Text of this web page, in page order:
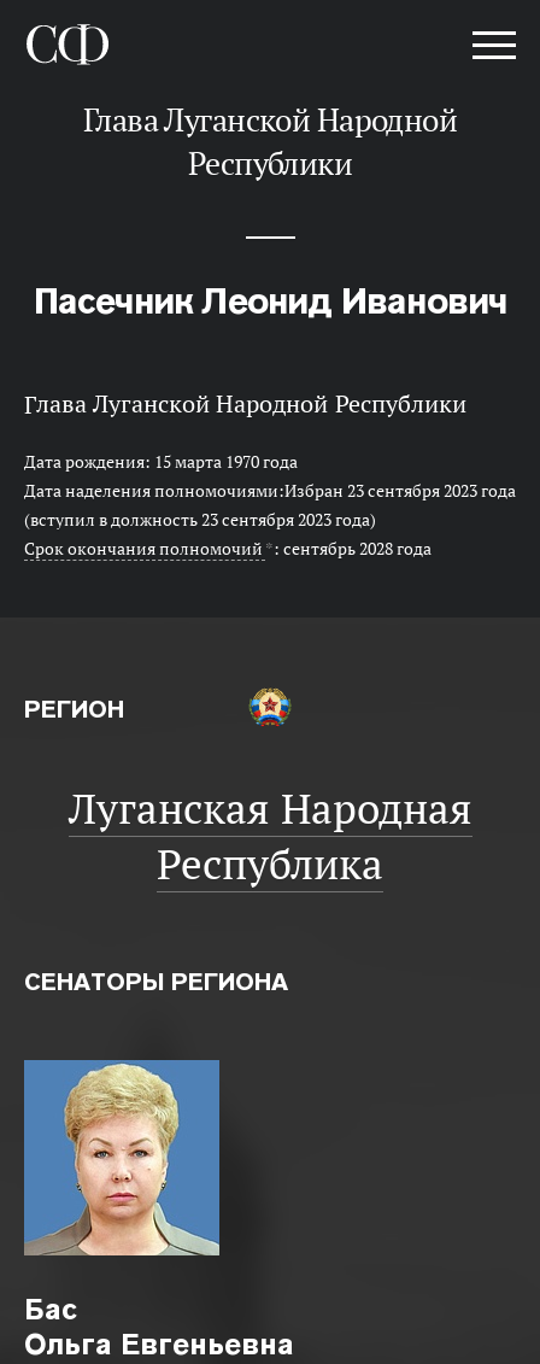
Глава Луганской Народной
Республики
Пасечник Леонид Иванович
Глава Луганской Народной Республики
Дата рождения: 15 марта 1970 года
Дата наделения полномочиями:Избран 23 сентября 2023 года
(вступил в должность 23 сентября 2023 года)
Срок окончания полномочий *: сентябрь 2028 года
РЕГИОН
Луганская Народная
Республика
СЕНАТОРЫ РЕГИОНА
Бас
Ольга Евгеньевна